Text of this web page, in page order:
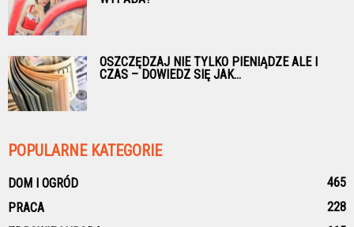
OSZCZĘDZAJ NIE TYLKO PIENIĄDZE ALE I
CZAS – DOWIEDZ SIĘ JAK...
POPULARNE KATEGORIE
DOM I OGRÓD
465
PRACA
228